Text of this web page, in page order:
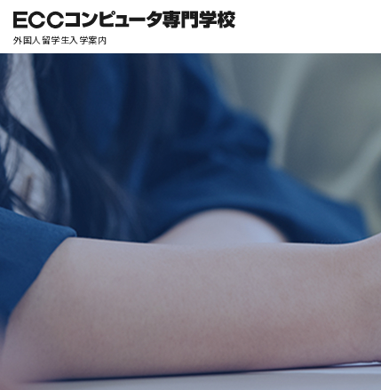
外国人留学生入学案内